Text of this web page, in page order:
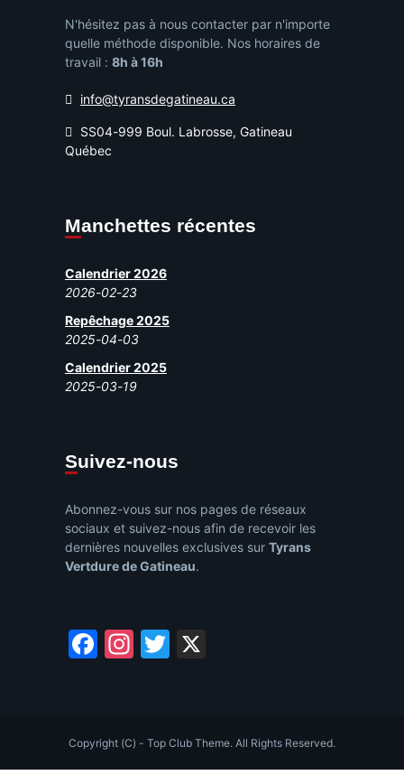
N'hésitez pas à nous contacter par n'importe
quelle méthode disponible. Nos horaires de
travail : 8h à 16h
info@tyransdegatineau.ca
SS04-999 Boul. Labrosse, Gatineau
Québec
Manchettes récentes
Calendrier 2026
2026-02-23
Repêchage 2025
2025-04-03
Calendrier 2025
2025-03-19
Suivez-nous
Abonnez-vous sur nos pages de réseaux
sociaux et suivez-nous afin de recevoir les
dernières nouvelles exclusives sur Tyrans
Vertdure de Gatineau.
Facebook
Instagram
Twitter
Copyright (C) - Top Club Theme. All Rights Reserved.